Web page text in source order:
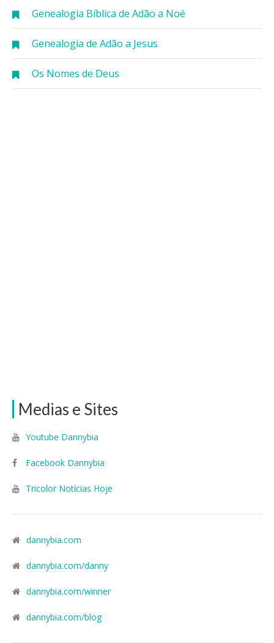
Genealogia Bíblica de Adão a Noé
Genealogia de Adão a Jesus
Os Nomes de Deus
Medias e Sites
Youtube Dannybia
Facebook Dannybia
Tricolor Notícias Hoje
dannybia.com
dannybia.com/danny
dannybia.com/winner
dannybia.com/blog